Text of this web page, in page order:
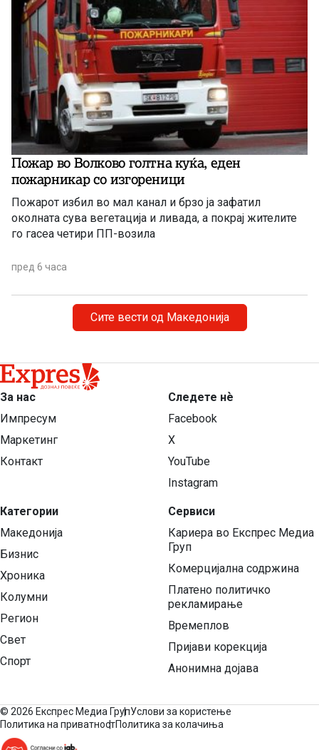
Пожар во Волково голтна куќа, еден
пожарникар со изгореници
Пожарот избил во мал канал и брзо ја зафатил
околната сува вегетација и ливада, а покрај жителите
го гасеа четири ПП-возила
пред 6 часа
Сите вести од Македонија
За нас
Импресум
Маркетинг
Контакт
Категории
Македонија
Бизнис
Хроника
Колумни
Регион
Свет
Спорт
Следете нѐ
Facebook
X
YouTube
Instagram
Сервиси
Кариера во Експрес Медиа
Груп
Комерцијална содржина
Платено политичко
рекламирање
Времеплов
Пријави корекција
Анонимна дојава
© 2026 Експрес Медиа ГрупУслови за користење
Политика на приватностПолитика за колачиња